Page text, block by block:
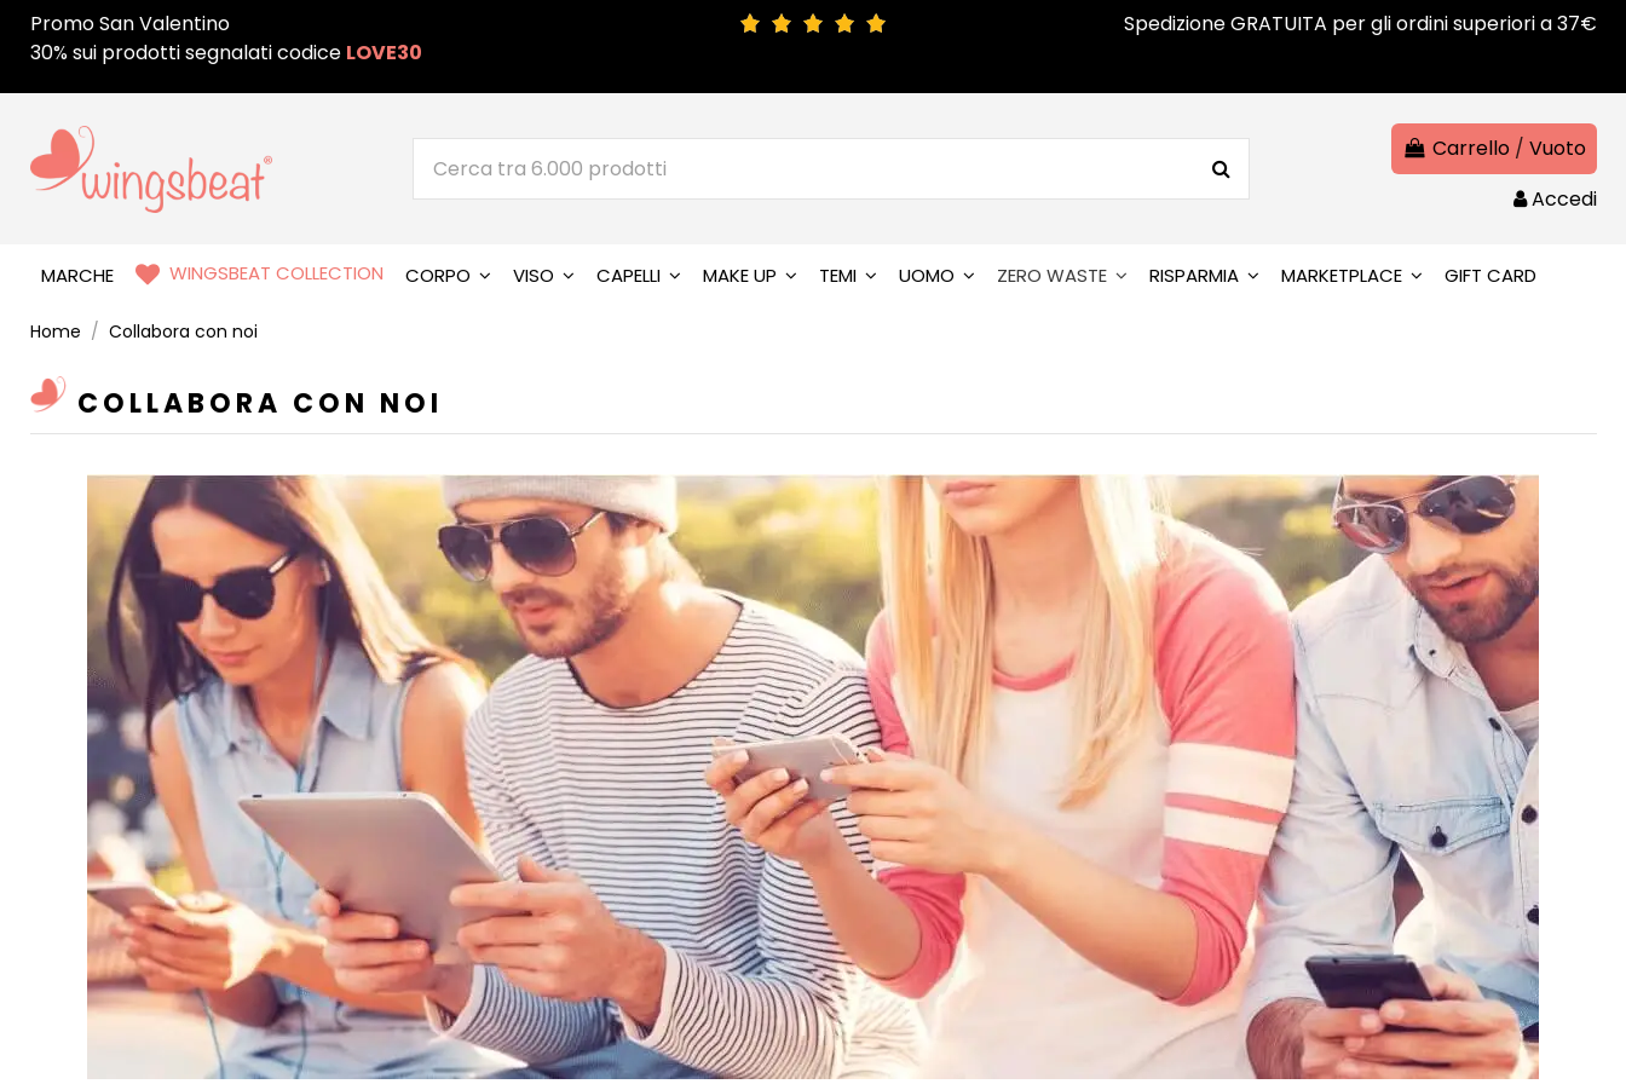
Promo San Valentino
30% sui prodotti segnalati codice LOVE30
Spedizione GRATUITA per gli ordini superiori a 37€
Carrello / Vuoto
Accedi
MARCHE WINGSBEAT COLLECTION CORPO VISO CAPELLI MAKE UP TEMI UOMO ZERO WASTE RISPARMIA MARKETPLACE GIFT CARD
Home Collabora con noi
COLLABORA CON NOI